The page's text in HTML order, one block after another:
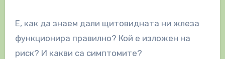
Е, как да знаем дали щитовидната ни жлеза
функционира правилно? Кой е изложен на
риск? И какви са симптомите?